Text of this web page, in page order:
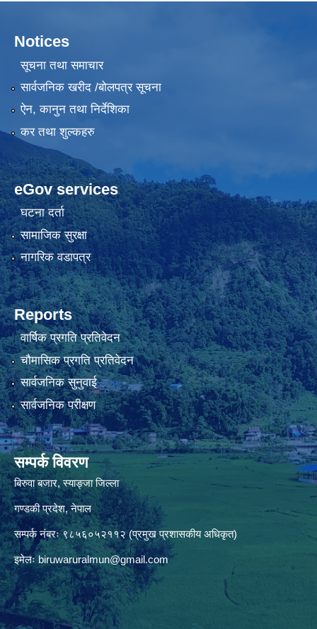
Notices
सूचना तथा समाचार
सार्वजनिक खरीद /बोलपत्र सूचना
ऐन, कानुन तथा निर्देशिका
कर तथा शुल्कहरु
eGov services
घटना दर्ता
सामाजिक सुरक्षा
नागरिक वडापत्र
Reports
वार्षिक प्रगति प्रतिवेदन
चौमासिक प्रगति प्रतिवेदन
सार्वजनिक सुनुवाई
सार्वजनिक परीक्षण
सम्पर्क विवरण
बिरुवा बजार, स्याङ्जा जिल्ला
गण्डकी प्रदेश, नेपाल
सम्पर्क नंबरः ९८५६०५२११२ (प्रमुख प्रशासकीय अधिकृत)
इमेलः biruwaruralmun@gmail.com